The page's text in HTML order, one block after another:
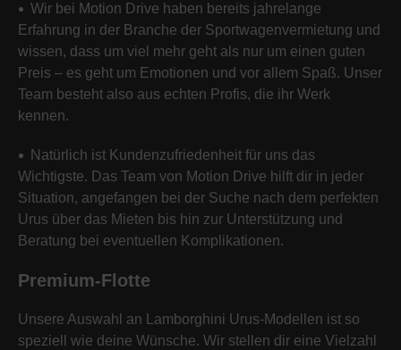
Wir bei Motion Drive haben bereits jahrelange
Erfahrung in der Branche der Sportwagenvermietung und
wissen, dass um viel mehr geht als nur um einen guten
Preis – es geht um Emotionen und vor allem Spaß. Unser
Team besteht also aus echten Profis, die ihr Werk
kennen.
Natürlich ist Kundenzufriedenheit für uns das
Wichtigste. Das Team von Motion Drive hilft dir in jeder
Situation, angefangen bei der Suche nach dem perfekten
Urus über das Mieten bis hin zur Unterstützung und
Beratung bei eventuellen Komplikationen.
Premium-Flotte
Unsere Auswahl an Lamborghini Urus-Modellen ist so
speziell wie deine Wünsche. Wir stellen dir eine Vielzahl